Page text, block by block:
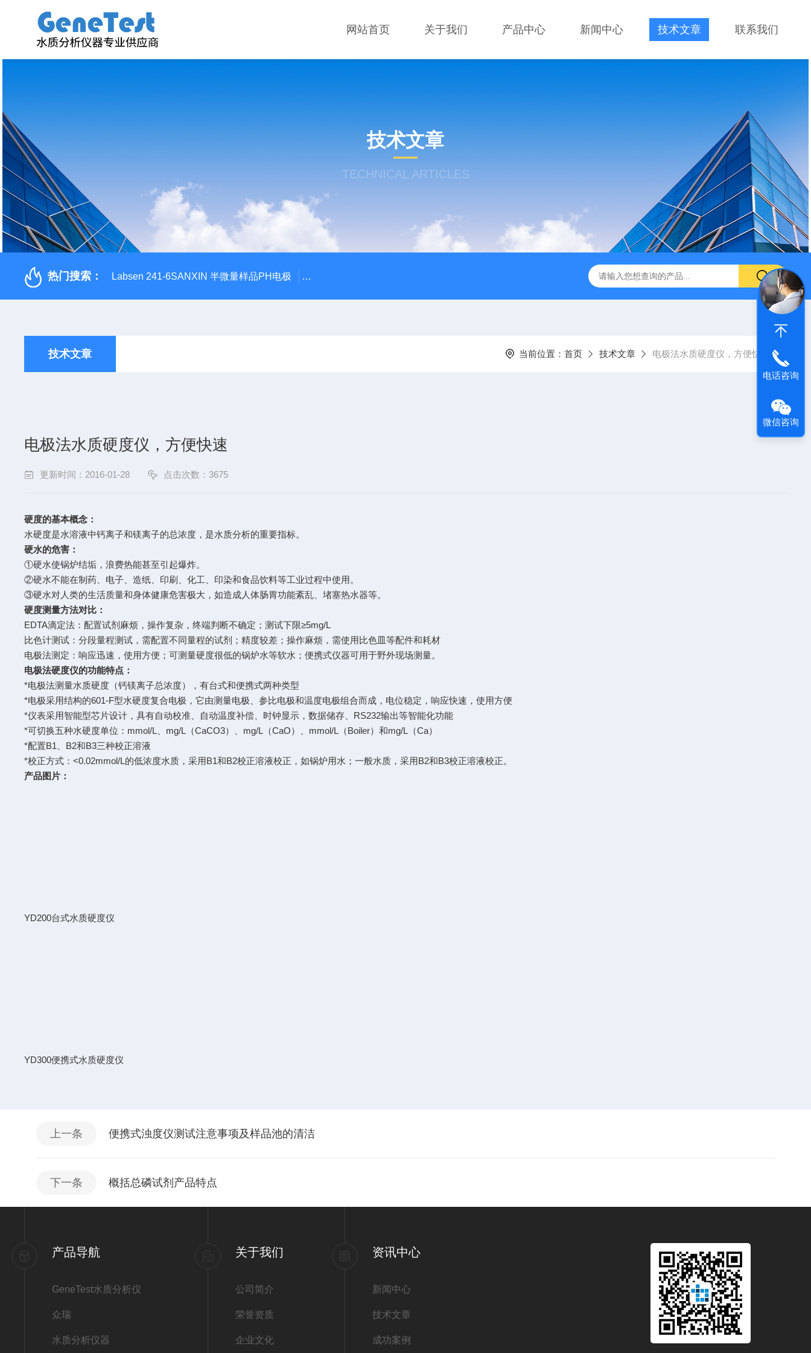
网站首页 关于我们 产品中心 新闻中心 技术文章 联系我们
技术文章
TECHNICAL ARTICLES
热门搜索： Labsen 241-6SANXIN 半微量样品PH电极 SDI-47手动SDI污染指数测定仪，携带方便，轻巧 9385100DR900便携式多参数水质分析仪 GTOX-700便携式
技术文章 当前位置： 首页 技术文章 电极法水质硬度仪，方便快速
电极法水质硬度仪，方便快速
更新时间：2016-01-28 点击次数：3675
硬度的基本概念：
水硬度是水溶液中钙离子和镁离子的总浓度，是水质分析的重要指标。
硬水的危害：
①硬水使锅炉结垢，浪费热能甚至引起爆炸。
②硬水不能在制药、电子、造纸、印刷、化工、印染和食品饮料等工业过程中使用。
③硬水对人类的生活质量和身体健康危害极大，如造成人体肠胃功能紊乱、堵塞热水器等。
硬度测量方法对比：
EDTA滴定法：配置试剂麻烦，操作复杂，终端判断不确定；测试下限≥5mg/L
比色计测试：分段量程测试，需配置不同量程的试剂；精度较差；操作麻烦，需使用比色皿等配件和耗材
电极法测定：响应迅速，使用方便；可测量硬度很低的锅炉水等软水；便携式仪器可用于野外现场测量。
电极法硬度仪的功能特点：
*电极法测量水质硬度（钙镁离子总浓度），有台式和便携式两种类型
*电极采用结构的601-F型水硬度复合电极，它由测量电极、参比电极和温度电极组合而成，电位稳定，响应快速，使用方便
*仪表采用智能型芯片设计，具有自动校准、自动温度补偿、时钟显示，数据储存、RS232输出等智能化功能
*可切换五种水硬度单位：mmol/L、mg/L（CaCO3）、mg/L（CaO）、mmol/L（Boiler）和mg/L（Ca）
*配置B1、B2和B3三种校正溶液
*校正方式：<0.02mmol/L的低浓度水质，采用B1和B2校正溶液校正，如锅炉用水；一般水质，采用B2和B3校正溶液校正。
产品图片：
YD200台式水质硬度仪
YD300便携式水质硬度仪
上一条 便携式浊度仪测试注意事项及样品池的清洁
下一条 概括总磷试剂产品特点
产品导航
GeneTest水质分析仪
众瑞
水质分析仪器
关于我们
公司简介
荣誉资质
企业文化
资讯中心
新闻中心
技术文章
成功案例
电话咨询
微信咨询